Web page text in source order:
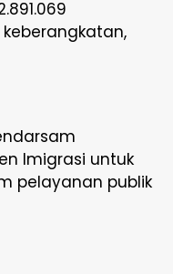
Imigrasi untuk
pelayanan publik